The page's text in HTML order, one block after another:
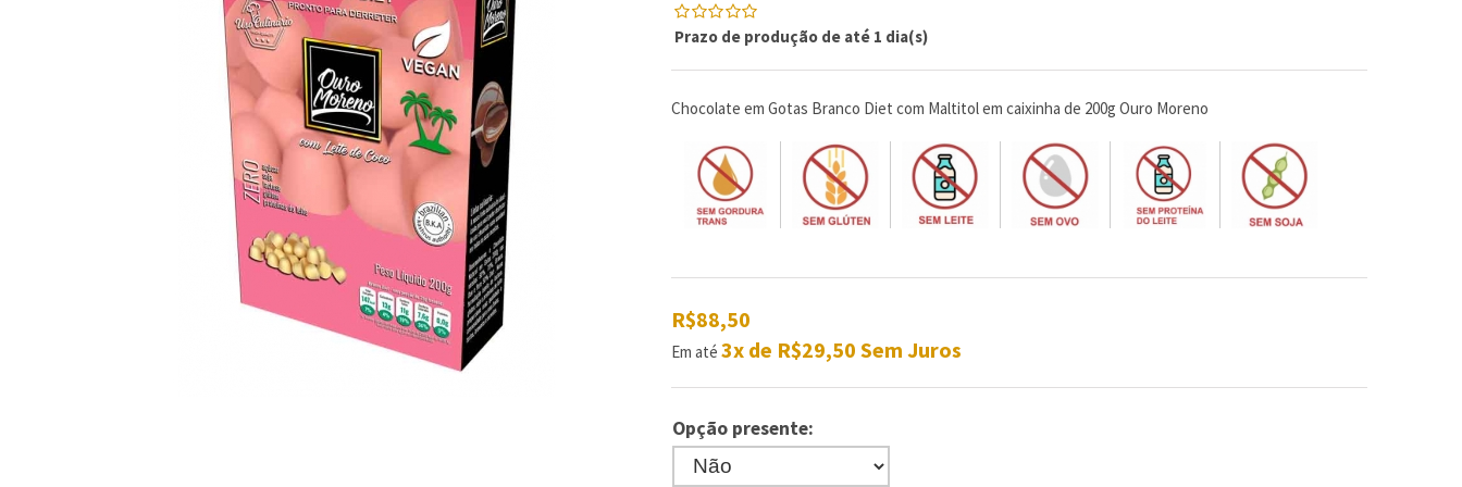
0
5
com
0
Prazo de produção de até 1 dia(s)
Chocolate em Gotas Branco Diet com Maltitol em caixinha de 200g Ouro Moreno
R$88,50
Em até 3x de R$29,50 Sem Juros
Opção presente: